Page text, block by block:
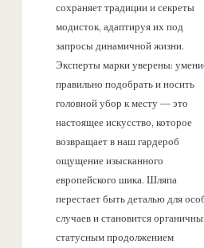
сохраняет традиции и секреты
модисток, адаптируя их под
запросы динамичной жизни.
Эксперты марки уверены:
правильно подобрать и носить
головной убор к месту — это
настоящее искусство, которое
возвращает в наш гардероб
ощущение изысканного
европейского шика. Шляпа
перестает быть деталью для
случаев и становится
статусным продолжением